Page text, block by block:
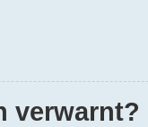
verwarnt?